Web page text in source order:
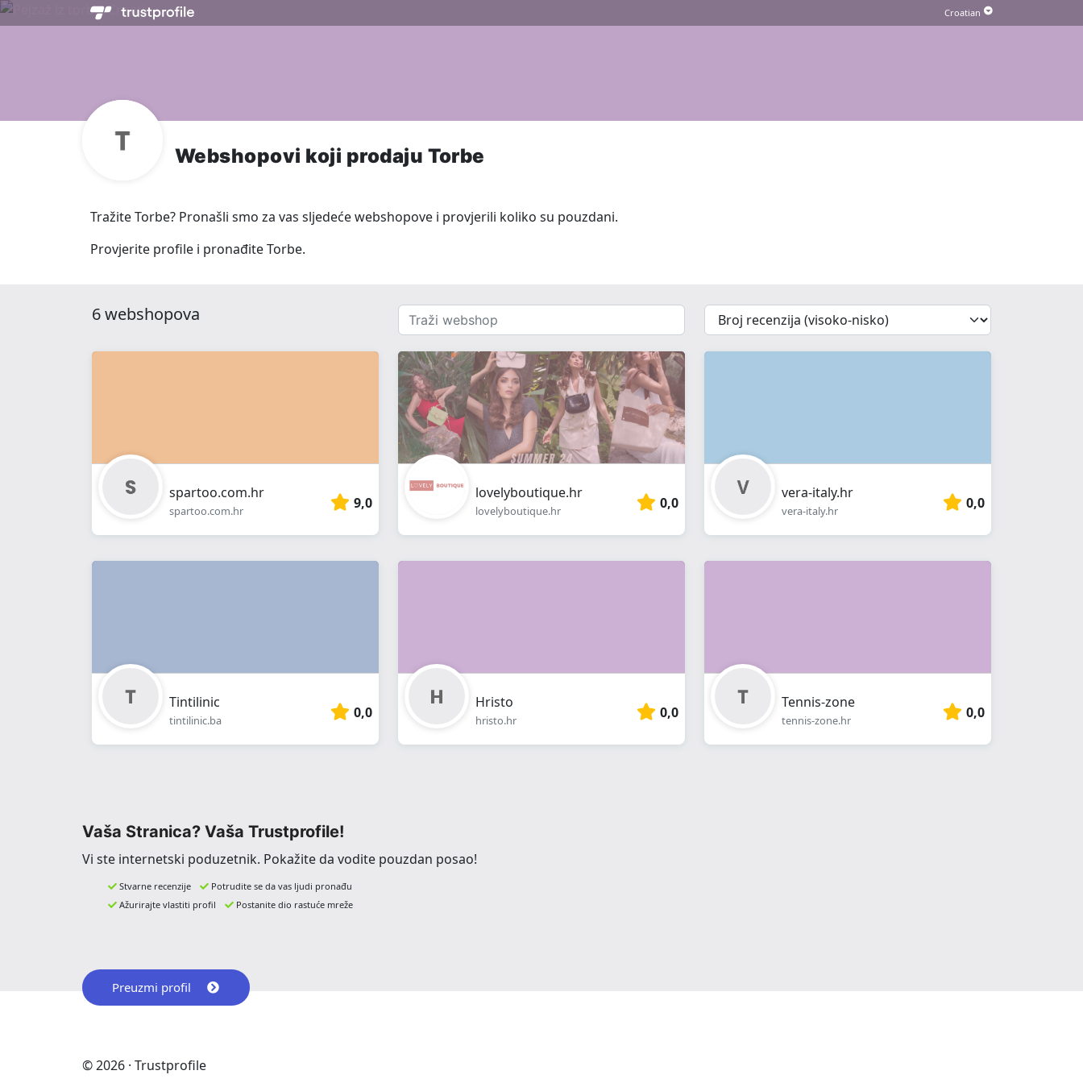
Webshopovi koji prodaju Torbe
Tražite Torbe? Pronašli smo za vas sljedeće webshopove i provjerili koliko su pouzdani.
Provjerite profile i pronađite Torbe.
6 webshopova
Traži
webshop
{{
__('Sort')
}}
spartoo.com.hr
spartoo.com.hr 9,0
lovelyboutique.hr
lovelyboutique.hr 0,0
vera-italy.hr
vera-italy.hr 0,0
Tintilinic
tintilinic.ba 0,0
Hristo
hristo.hr 0,0
Tennis-zone
tennis-zone.hr 0,0
Vaša Stranica? Vaša Trustprofile!
Vi ste internetski poduzetnik. Pokažite da vodite pouzdan posao!
Stvarne recenzije
Potrudite se da vas ljudi pronađu
Ažurirajte vlastiti profil
Postanite dio rastuće mreže
Preuzmi profil
© 2026 · Trustprofile